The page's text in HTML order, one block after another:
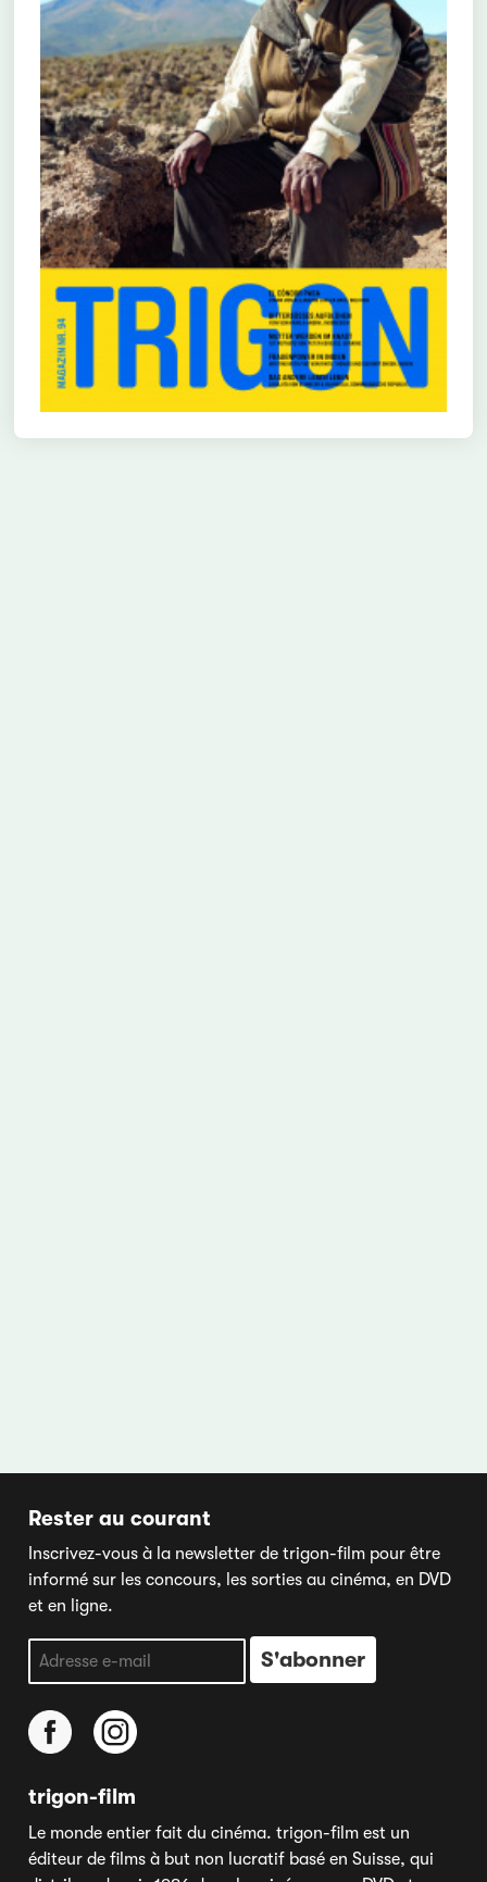
Rester au courant
Inscrivez-vous à la newsletter de trigon-film pour être
informé sur les concours, les sorties au cinéma, en DVD
et en ligne.
trigon-film
Le monde entier fait du cinéma. trigon-film est un
éditeur de films à but non lucratif basé en Suisse, qui